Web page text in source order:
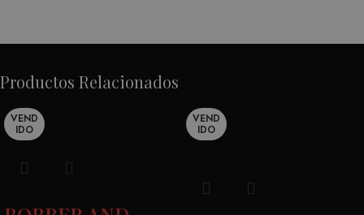
Productos Relacionados
VEND
IDO
VEND
IDO